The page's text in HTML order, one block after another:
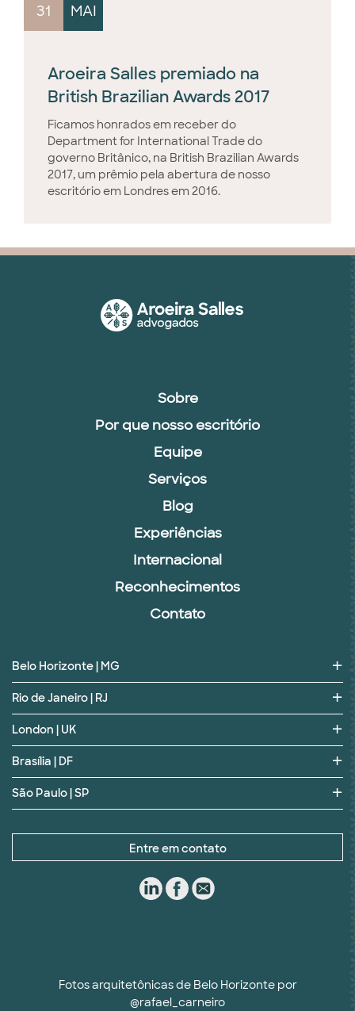
31 MAI
Aroeira Salles premiado na
British Brazilian Awards 2017
Ficamos honrados em receber do
Department for International Trade do
governo Britânico, na British Brazilian Awards
2017, um prêmio pela abertura de nosso
escritório em Londres em 2016.
Sobre
Por que nosso escritório
Equipe
Serviços
Blog
Experiências
Internacional
Reconhecimentos
Contato
Belo Horizonte | MG
Rio de Janeiro | RJ
London | UK
Brasília | DF
São Paulo | SP
Entre em contato
Fotos arquitetônicas de Belo Horizonte por
@rafael_carneiro